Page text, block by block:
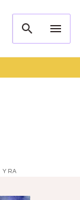
search menu
YRA